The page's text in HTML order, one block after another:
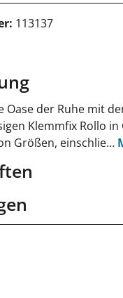
113137
Oase der Ruhe mit
Klemmfix Rollo in
Größen, einschlie…